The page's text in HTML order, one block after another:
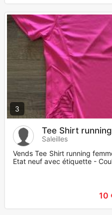
3
Tee Shirt
Saleilles
Vends Tee Shirt running
Etat neuf avec étiquette -
10